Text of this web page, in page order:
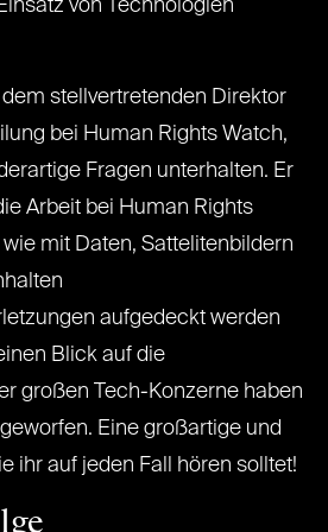
von Technologien
stellvertretenden Direktor
bei Human Rights Watch,
Fragen unterhalten. Er
Arbeit bei Human Rights
mit Daten, Sattelitenbildern
aufgedeckt werden
Blick auf die
großen Tech-Konzerne haben
Eine großartige und
ihr auf jeden Fall hören solltet!